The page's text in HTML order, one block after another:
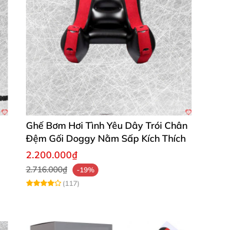
Ghế Bơm Hơi Tình Yêu Dây Trói Chân
Đệm Gối Doggy Nằm Sấp Kích Thích
2.200.000₫
2.716.000₫
-19%
(117)